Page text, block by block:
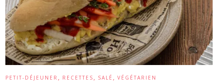
PETIT-DÉJEUNER , RECETTES , SALÉ , VÉGÉTARIEN